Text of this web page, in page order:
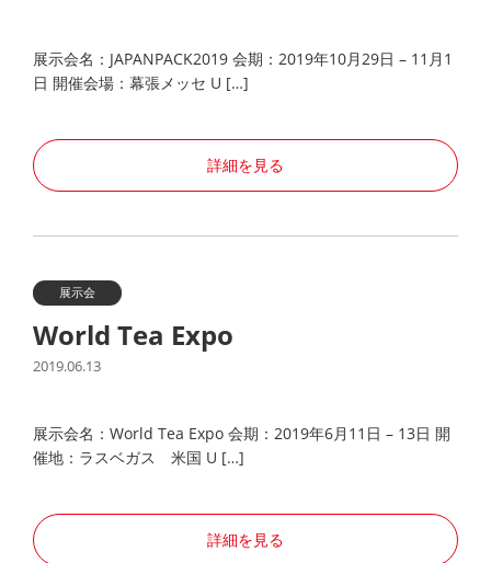
展示会名：JAPANPACK2019 会期：2019年10月29日 – 11月1
日 開催会場：幕張メッセ U […]
詳細を見る
展示会
World Tea Expo
2019.06.13
展示会名：World Tea Expo 会期：2019年6月11日 – 13日 開
催地：ラスベガス 米国 U […]
詳細を見る